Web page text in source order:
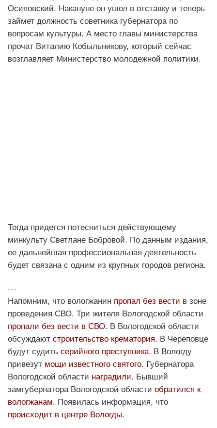
Осиповский. Накануне он ушел в отставку и теперь
займет должность советника губернатора по
вопросам культуры. А место главы министерства
прочат Виталию Кобыльникову, который сейчас
возглавляет Министерство молодежной политики.
Тогда придется потесниться действующему
минкульту Светлане Бобровой. По данным издания,
ее дальнейшая профессиональная деятельность
будет связана с одним из крупных городов региона.
---
Напомним, что вологжанин пропал без вести в зоне
проведения СВО. Три жителя Вологодской области
пропали без вести в СВО. В Вологодской области
обсуждают строительство крематория. В Череповце
будут судить серийного преступника. В Вологду
привезут мощи известного святого. Губернатора
Вологодской области наградили. Бывший
замгубернатора Вологодской области обратился к
вологжанам. Появилась информация, что
происходит в центре Вологды.